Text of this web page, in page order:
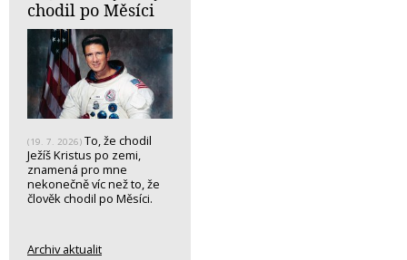
chodil po Měsíci
(19. 7. 2026) To, že chodil
Ježíš Kristus po zemi,
znamená pro mne
nekonečně víc než to, že
člověk chodil po Měsíci.
Archiv aktualit